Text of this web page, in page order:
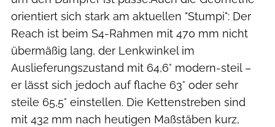
orientiert sich stark am aktuellen "Stumpi": Der
Reach ist beim S4-Rahmen mit 470 mm nicht
übermäßig lang, der Lenkwinkel im
Auslieferungszustand mit 64,6° modern-steil –
er lässt sich jedoch auf flache 63° oder sehr
steile 65,5° einstellen. Die Kettenstreben sind
mit 432 mm nach heutigen Maßstäben kurz,